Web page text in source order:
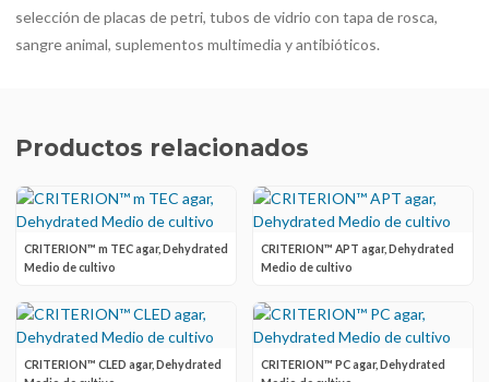
selección de placas de petri, tubos de vidrio con tapa de rosca,
sangre animal, suplementos multimedia y antibióticos.
Productos relacionados
CRITERION™ m TEC agar, Dehydrated
Medio de cultivo
CRITERION™ APT agar, Dehydrated
Medio de cultivo
CRITERION™ CLED agar, Dehydrated
CRITERION™ PC agar, Dehydrated